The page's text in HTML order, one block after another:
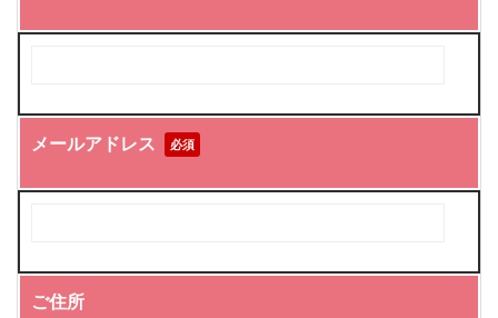
メールアドレス 必須
ご住所